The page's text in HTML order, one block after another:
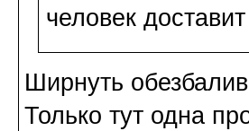
человек
Ширнуть
Только тут одна